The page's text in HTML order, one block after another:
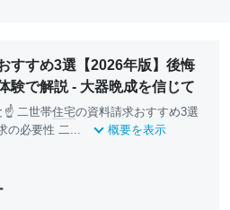
すすめ3選【2026年版】後悔
験で解説 - 大器晩成を信じて
☝ 二世帯住宅の資料請求おすすめ3選
の必要性 二...
概要を表示